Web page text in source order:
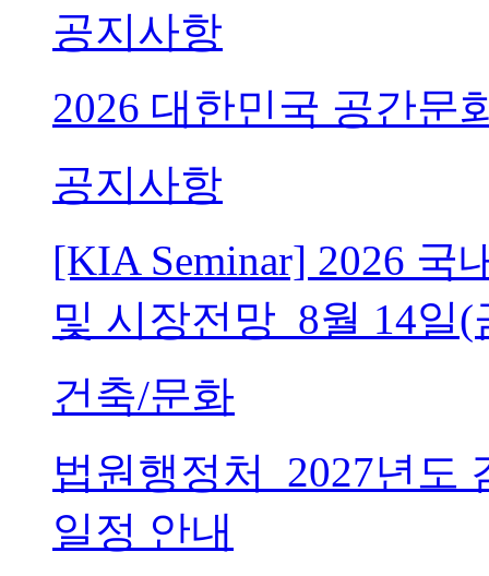
공지사항
2026 대한민국 공간문
공지사항
[KIA Seminar] 2026 국
및 시장전망_8월 14일(
건축/문화
법원행정처_2027년도
일정 안내